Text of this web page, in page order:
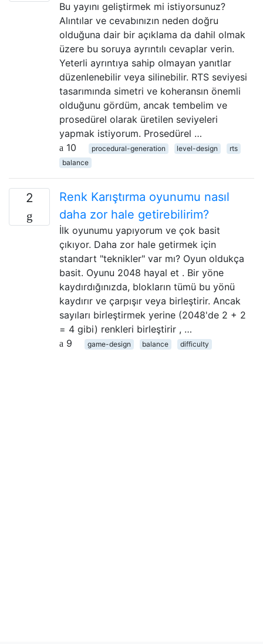
Bu yayını geliştirmek mi istiyorsunuz?
Alıntılar ve cevabınızın neden doğru
olduğuna dair bir açıklama da dahil olmak
üzere bu soruya ayrıntılı cevaplar verin.
Yeterli ayrıntıya sahip olmayan yanıtlar
düzenlenebilir veya silinebilir. RTS seviyesi
tasarımında simetri ve koheransın önemli
olduğunu gördüm, ancak tembelim ve
prosedürel olarak üretilen seviyeleri
yapmak istiyorum. Prosedürel …
10
procedural-generation level-design
rts
balance
2
Renk Karıştırma oyunumu nasıl
daha zor hale getirebilirim?
İlk oyunumu yapıyorum ve çok basit
çıkıyor. Daha zor hale getirmek için
standart "teknikler" var mı? Oyun oldukça
basit. Oyunu 2048 hayal et . Bir yöne
kaydırdığınızda, blokların tümü bu yönü
kaydırır ve çarpışır veya birleştirir. Ancak
sayıları birleştirmek yerine (2048'de 2 + 2
= 4 gibi) renkleri birleştirir , …
9
game-design balance difficulty